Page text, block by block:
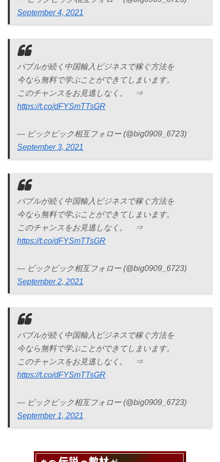
September 4, 2021
バブルが続く中国輸入ビジネスで稼ぐ方法を
今なら無料で学ぶことができてしまいます。
このチャンスをお見逃しなく。 ⇒
https://t.co/dFYSmTTsGR
— ビックビック相互フォロー (@big0909_6723)
September 3, 2021
バブルが続く中国輸入ビジネスで稼ぐ方法を
今なら無料で学ぶことができてしまいます。
このチャンスをお見逃しなく。 ⇒
https://t.co/dFYSmTTsGR
— ビックビック相互フォロー (@big0909_6723)
September 2, 2021
バブルが続く中国輸入ビジネスで稼ぐ方法を
今なら無料で学ぶことができてしまいます。
このチャンスをお見逃しなく。 ⇒
https://t.co/dFYSmTTsGR
— ビックビック相互フォロー (@big0909_6723)
September 1, 2021